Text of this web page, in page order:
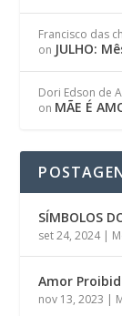
Francisco das
on JULHO:
Dori Edson de
on MÃE É
SÍMBOLOS
set 24, 2024|
Amor
nov 13, 2023 |